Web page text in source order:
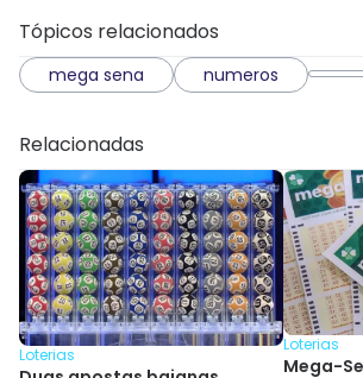
Tópicos relacionados
mega sena numeros
Relacionadas
Loterias
Loterias
Mega-